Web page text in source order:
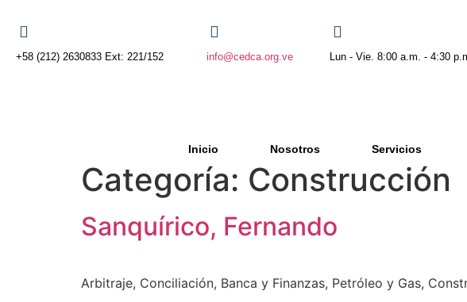
+58 (212) 2630833 Ext: 221/152 info@cedca.org.ve Lun - Vie. 8:00 a.m. - 4:30
Inicio Nosotros Servicios
Categoría: Construcción
Sanquírico, Fernando
Arbitraje, Conciliación, Banca y Finanzas, Petróleo y Gas,